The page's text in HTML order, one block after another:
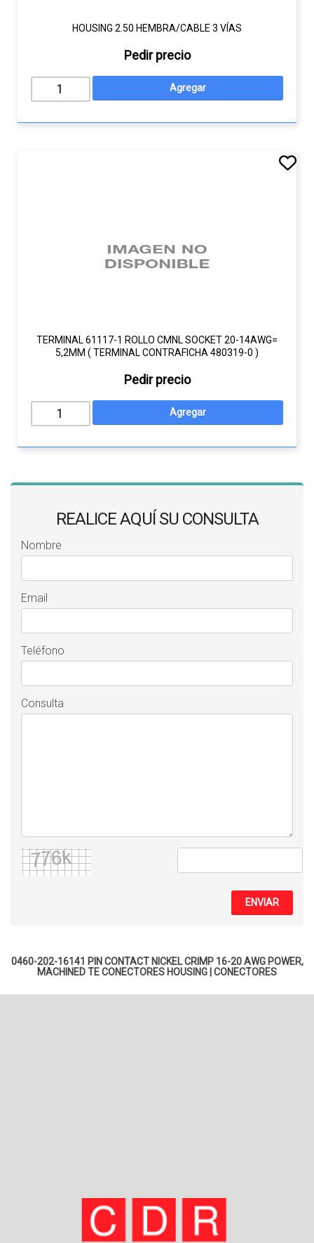
HOUSING 2.50 HEMBRA/CABLE 3 VÍAS
Pedir precio
TERMINAL 61117-1 ROLLO CMNL SOCKET 20-14AWG=
5,2MM ( TERMINAL CONTRAFICHA 480319-0 )
Pedir precio
REALICE AQUÍ SU CONSULTA
Nombre
Email
Teléfono
Consulta
ENVIAR
0460-202-16141 PIN CONTACT NICKEL CRIMP 16-20 AWG POWER,
MACHINED TECONECTORES HOUSING CONECTORES